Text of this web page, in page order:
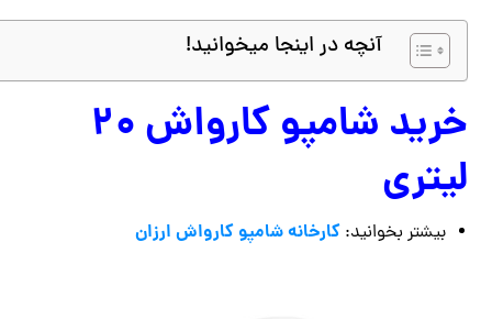
آنچه در اینجا میخوانید!
خرید شامپو کارواش ۲۰
لیتری
بیشتر بخوانید:کارخانه شامپو کارواش ارزان